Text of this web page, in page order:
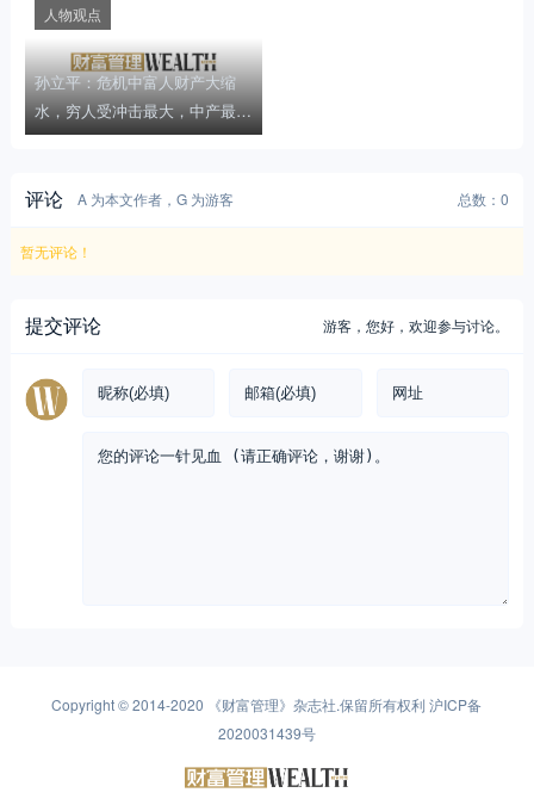
孙立平：危机中富人财产大缩
水，穷人受冲击最大，中产最焦
虑
人物观点
评论 A 为本文作者，G 为游客 总数：0
暂无评论！
提交评论 游客，您好，欢迎参与讨论。
Copyright © 2014-2020 《财富管理》杂志社.保留所有权利沪ICP备
2020031439号